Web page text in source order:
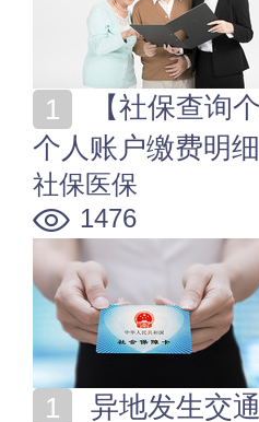
个人账户缴费明细
社保医保
1476